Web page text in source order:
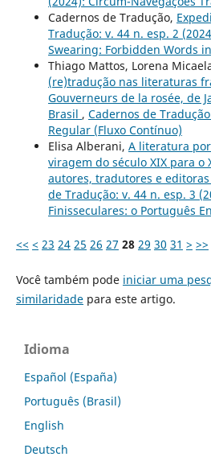
Cadernos de Tradução,
Tradução: v. 44 n. esp. 2
Swearing: Forbidden Words
Thiago Mattos, Lorena
(re)tradução nas literaturas
Gouverneurs de la rosée, de
Brasil , Cadernos de
Regular (Fluxo Contínuo)
Elisa Alberani, A literatura
viragem do século XIX para o
autores, tradutores e
de Tradução: v. 44 n. esp. 3
Finisseculares: o Português
<< < 23 24 25 26 27 28 29 30 31 > >>
Você também pode iniciar uma
similaridadepara este artigo.
Idioma
Español (España)
Português (Brasil)
English
Deutsch